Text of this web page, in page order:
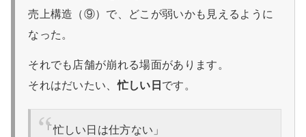
売上構造（⑨）で、どこが弱いかも見えるように
なった。
それでも店舗が崩れる場面があります。
それはだいたい、忙しい日 です。
「忙しい日は仕方ない」